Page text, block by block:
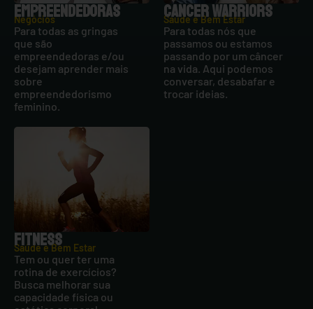
EMPREENDEDORAS
Negócios
Para todas as gringas
que são
empreendedoras e/ou
desejam aprender mais
sobre
empreendedorismo
feminino.
CANCER WARRIORS
Saúde e Bem Estar
Para todas nós que
passamos ou estamos
passando por um câncer
na vida. Aqui podemos
conversar, desabafar e
trocar ideias.
FITNESS
Saúde e Bem Estar
Tem ou quer ter uma
rotina de exercícios?
Busca melhorar sua
capacidade física ou